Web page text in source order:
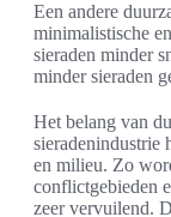
Een andere
minimalistische
sieraden minder
minder sieraden
Het belang van
sieradenindustrie
en milieu. Zo
conflictgebieden
zeer vervuilend.